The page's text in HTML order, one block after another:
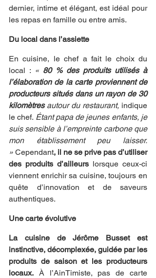
dernier, intime et élégant, est idéal pour
les repas en famille ou entre amis.
Du local dans l’assiette
En cuisine, le chef a fait le choix du
local : « 80 % des produits utilisés à
l’élaboration de la carte proviennent de
producteurs situés dans un rayon de 30
kilomètres autour du restaurant, indique
le chef. Étant papa de jeunes enfants, je
suis sensible à l’empreinte carbone que
mon établissement peu laisser.
» Cependant, il ne se prive pas d’utiliser
des produits d’ailleurs lorsque ceux-ci
viennent enrichir sa cuisine, toujours en
quête d’innovation et de saveurs
authentiques.
Une carte évolutive
La cuisine de Jérôme Busset est
instinctive, décomplexée, guidée par les
produits de saison et les producteurs
locaux. À l’AinTimiste, pas de carte